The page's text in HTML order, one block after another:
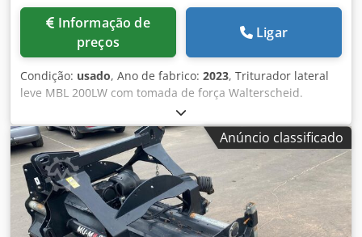
preços
Ligar
Condição: usado, Ano de fabrico: 2023, Triturador lateral
leve MBL 200LW com tomada de força Walterscheid.
Anúncio classificado